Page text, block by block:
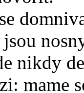
nikdy
mame